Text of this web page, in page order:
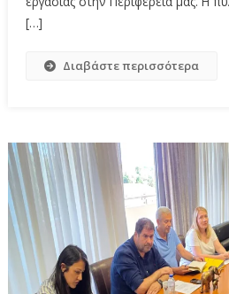
[…]
Διαβάστε περισσότερα